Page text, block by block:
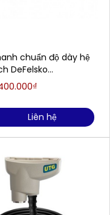
chuẩn độ dày hệ
DeFelsko
STDB1 (100
Liên hệ